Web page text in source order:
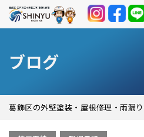
ブログ
葛飾区の外壁塗装・屋根修理・雨漏